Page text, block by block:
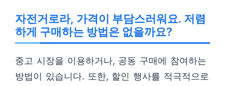
자전거로라, 가격이 부담스러워요. 저렴
하게 구매하는 방법은 없을까요?
중고 시장을 이용하거나, 공동 구매에 참여하는
방법이 있습니다. 또한, 할인 행사를 적극적으로